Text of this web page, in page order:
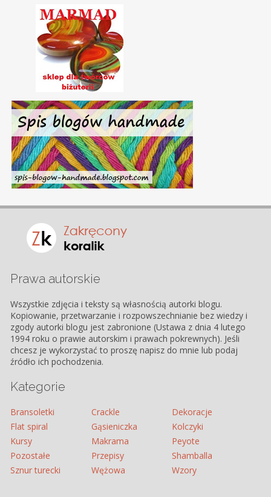
Prawa autorskie
Wszystkie zdjęcia i teksty są własnością autorki blogu.
Kopiowanie, przetwarzanie i rozpowszechnianie bez wiedzy i
zgody autorki blogu jest zabronione (Ustawa z dnia 4 lutego
1994 roku o prawie autorskim i prawach pokrewnych). Jeśli
chcesz je wykorzystać to proszę napisz do mnie lub podaj
źródło ich pochodzenia.
Kategorie
Bransoletki Crackle
Dekoracje
Flat spiral
Gąsieniczka
Kolczyki
Kursy
Makrama
Peyote
Pozostałe
Przepisy
Shamballa
Sznur turecki
Wężowa Wzory